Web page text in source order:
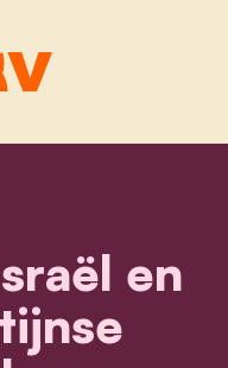
in israël en de
en